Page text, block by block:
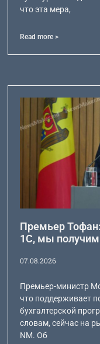
что эта мера,
Read more >
Премьер Тофан:
1С, мы получим
07.08.2026
Премьер-министр
что поддерживает
бухгалтерской
словам, сейчас на
NM. Об